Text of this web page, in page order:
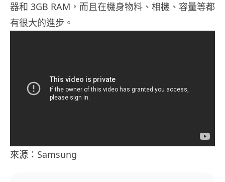
器和 3GB RAM，而且在機身物料、相機、容量等都
有很大的進步。
來源：Samsung